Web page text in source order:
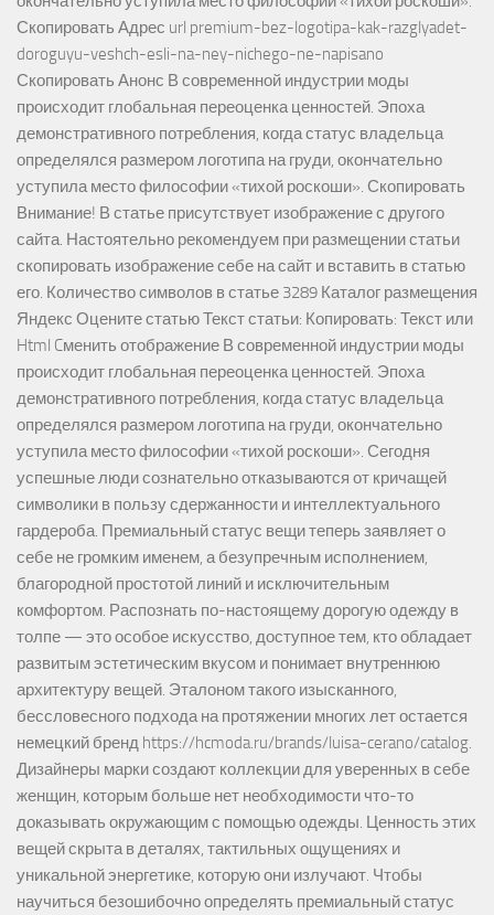
Скопировать Адрес url premium-bez-logotipa-kak-razglyadet-
doroguyu-veshch-esli-na-ney-nichego-ne-napisano
Скопировать Анонс В современной индустрии моды
происходит глобальная переоценка ценностей. Эпоха
демонстративного потребления, когда статус владельца
определялся размером логотипа на груди, окончательно
уступила место философии «тихой роскоши». Скопировать
Внимание! В статье присутствует изображение с другого
сайта. Настоятельно рекомендуем при размещении статьи
скопировать изображение себе на сайт и вставить в статью
его. Количество символов в статье 3289 Каталог размещения
Яндекс Оцените статью Текст статьи: Копировать: Текст или
Html Cменить отображение В современной индустрии моды
происходит глобальная переоценка ценностей. Эпоха
демонстративного потребления, когда статус владельца
определялся размером логотипа на груди, окончательно
уступила место философии «тихой роскоши». Сегодня
успешные люди сознательно отказываются от кричащей
символики в пользу сдержанности и интеллектуального
гардероба. Премиальный статус вещи теперь заявляет о
себе не громким именем, а безупречным исполнением,
благородной простотой линий и исключительным
комфортом. Распознать по-настоящему дорогую одежду в
толпе — это особое искусство, доступное тем, кто обладает
развитым эстетическим вкусом и понимает внутреннюю
архитектуру вещей. Эталоном такого изысканного,
бессловесного подхода на протяжении многих лет остается
немецкий бренд https://hcmoda.ru/brands/luisa-cerano/catalog.
Дизайнеры марки создают коллекции для уверенных в себе
женщин, которым больше нет необходимости что-то
доказывать окружающим с помощью одежды. Ценность этих
вещей скрыта в деталях, тактильных ощущениях и
уникальной энергетике, которую они излучают. Чтобы
научиться безошибочно определять премиальный статус